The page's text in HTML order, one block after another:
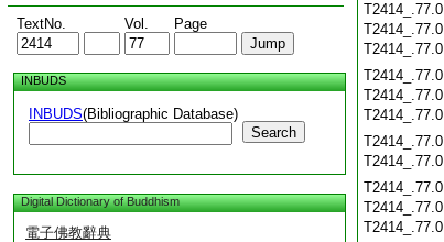
TextNo. Vol. Page
INBUDS
INBUDS(Bibliographic Database)
Search
Digital Dictionary of Buddhism
電子佛教辭典